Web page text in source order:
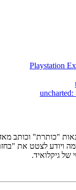
Playstation
uncharted:
"כותרת" וכותב
ויודע לצטט את
של גיקלואיד.